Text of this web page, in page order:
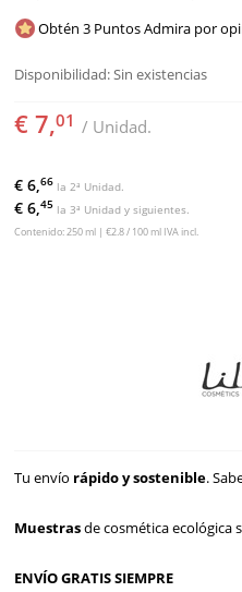
Obtén 3 Puntos Admira por
Disponibilidad:Sin existencias
€ 7,01 / Unidad.
€ 6,66 la 2ª Unidad.
€ 6,45 la 3ª Unidad y siguientes.
Contenido: 250 ml | €2.8 / 100 ml IVA incl.
Tu envío rápido y sostenible.
Muestrasde cosmética ecológica
ENVÍO GRATIS SIEMPRE